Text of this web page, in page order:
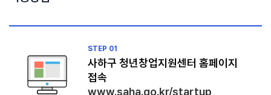
STEP 01
사하구 청년창업지원센터 홈페이지
접속
www.saha.go.kr/startup